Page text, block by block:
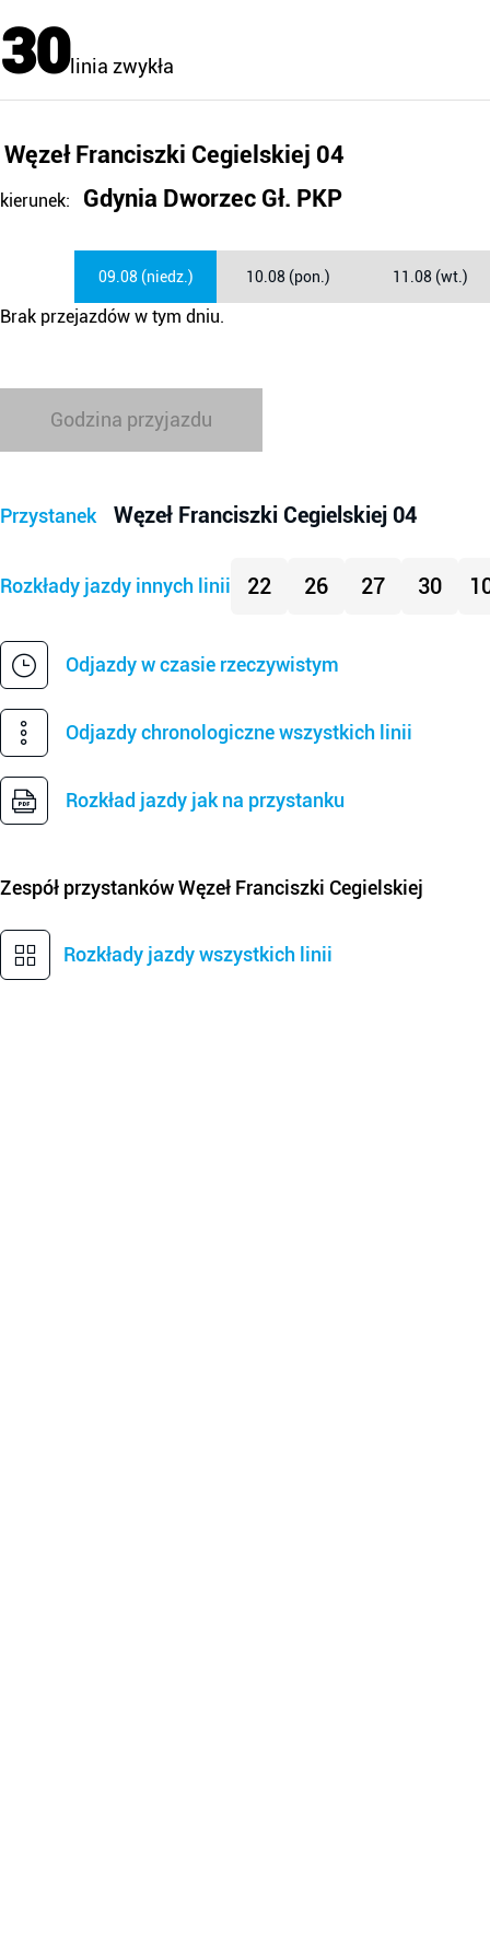
30linia zwykła
Węzeł Franciszki Cegielskiej 04
kierunek: Gdynia Dworzec Gł. PKP
09.08 (niedz.) 10.08 (pon.) 11.08 (wt.)
Brak przejazdów w tym dniu.
Godzina przyjazdu
Przystanek Węzeł Franciszki Cegielskiej 04
Rozkłady jazdy innych linii 22 26 27 30
Odjazdy w czasie rzeczywistym
Odjazdy chronologiczne wszystkich linii
Rozkład jazdy jak na przystanku
Zespół przystankówWęzeł Franciszki Cegielskiej
Rozkłady jazdy wszystkich linii